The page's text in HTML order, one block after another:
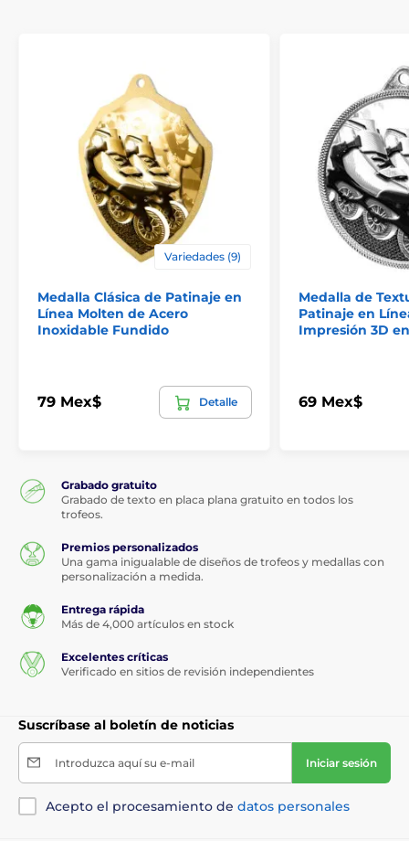
Variedades (9)
Medalla Clásica de Patinaje en
Línea Molten de Acero
Inoxidable Fundido
79 Mex$ Detalle
Medalla de
Patinaje en
Impresión 3D
69 Mex$
Grabado gratuito
Grabado de texto en placa plana gratuito en todos los
trofeos.
Premios personalizados
Una gama inigualable de diseños de trofeos y medallas con
personalización a medida.
Entrega rápida
Más de 4,000 artículos en stock
Excelentes críticas
Verificado en sitios de revisión independientes
Suscríbase al boletín de noticias
Introduzca aquí su e-mail Iniciar sesión
Acepto el procesamiento de datos personales